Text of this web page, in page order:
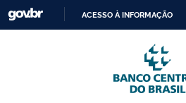
Skip to main content
PARA
O
ACESSO À INFORMAÇÃO